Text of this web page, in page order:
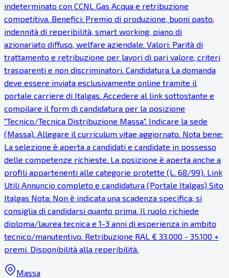
indeterminato con CCNL Gas Acqua e retribuzione
competitiva. Benefici: Premio di produzione, buoni pasto,
indennità di reperibilità, smart working, piano di
azionariato diffuso, welfare aziendale. Valori: Parità di
trattamento e retribuzione per lavori di pari valore, criteri
trasparenti e non discriminatori. Candidatura La domanda
deve essere inviata esclusivamente online tramite il
portale carriere di Italgas. Accedere al link sottostante e
compilare il form di candidatura per la posizione
"Tecnico/Tecnica Distribuzione Massa". Indicare la sede
(Massa). Allegare il curriculum vitae aggiornato. Nota bene:
La selezione è aperta a candidati e candidate in possesso
delle competenze richieste. La posizione è aperta anche a
profili appartenenti alle categorie protette (L. 68/99). Link
Utili Annuncio completo e candidatura (Portale Italgas) Sito
Italgas Nota: Non è indicata una scadenza specifica; si
consiglia di candidarsi quanto prima. Il ruolo richiede
diploma/laurea tecnica e 1-3 anni di esperienza in ambito
tecnico/manutentivo. Retribuzione RAL € 33.000 - 35.100 +
premi. Disponibilità alla reperibilità.
Massa